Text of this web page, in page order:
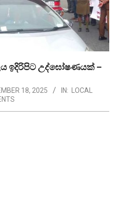
ඉදිරිපිට උද්ඝෝෂණයක් –
18, 2025 IN:
LOCAL